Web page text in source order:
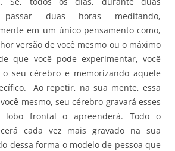
passar duas horas meditando,
em um único pensamento como,
versão de você mesmo ou o máximo
que você pode experimentar, você
seu cérebro e memorizando aquele
Ao repetir, na sua mente, essa
mesmo, seu cérebro gravará esses
lobo frontal o apreenderá. Todo o
cada vez mais gravado na sua
dessa forma o modelo de pessoa que